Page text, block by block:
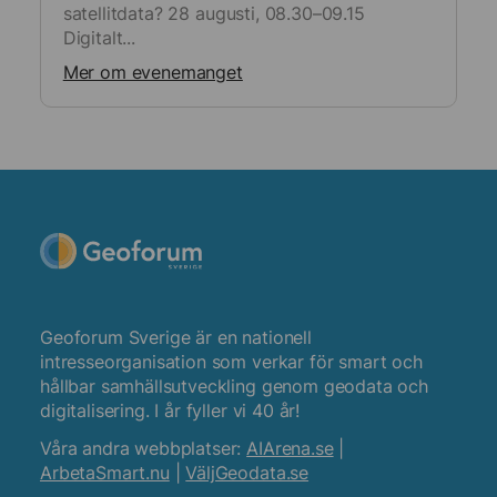
satellitdata? 28 augusti, 08.30–09.15
Digitalt...
Mer om evenemanget
Geoforum Sverige är en nationell
intresseorganisation som verkar för smart och
hållbar samhällsutveckling genom geodata och
digitalisering. I år fyller vi 40 år!
Våra andra webbplatser: AIArena.se|
ArbetaSmart.nu |VäljGeodata.se